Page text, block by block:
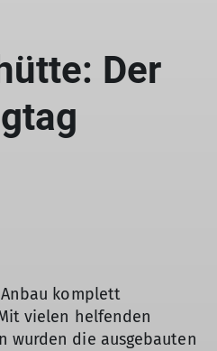
Der
komplett
vielen helfenden
wurden die ausgebauten